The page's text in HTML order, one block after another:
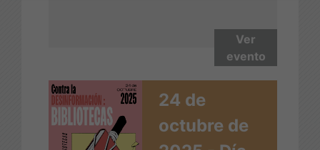
Ver
evento
24 de
octubre de